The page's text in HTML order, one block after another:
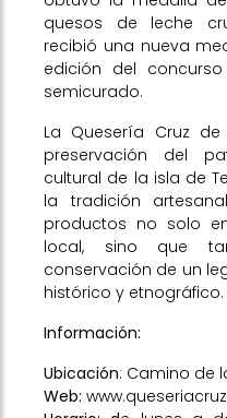
quesos de leche
recibió una nueva
edición del
semicurado.
La Quesería Cruz
preservación del
cultural de la isla de
la tradición
productos no solo
local, sino que
conservación de un
histórico y etnográfico.
Información:
Ubicación: Camino de
Web: